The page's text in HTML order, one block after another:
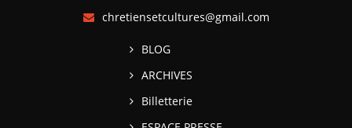
chretiensetcultures@gmail.com
BLOG
ARCHIVES
Billetterie